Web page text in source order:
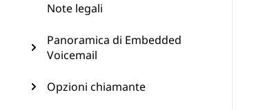
Note legali
Panoramica di Embedded
Voicemail
Opzioni chiamante